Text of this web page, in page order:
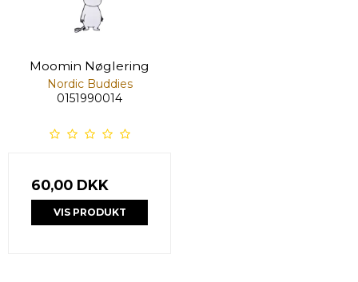
Moomin Nøglering
Nordic Buddies
0151990014
60,00 DKK
VIS PRODUKT